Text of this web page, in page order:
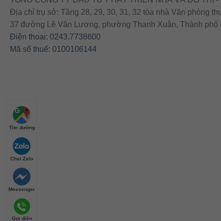
Tìm đường
Chat Zalo
Messenger
Gọi điện
Địa chỉ trụ sở: Tầng 28, 29, 30, 31, 32 tòa nhà Văn phòng
37 đường Lê Văn Lương, phường Thanh Xuân, Thành phố
Điện thoại: 0243.7738600
Mã số thuế: 0100106144